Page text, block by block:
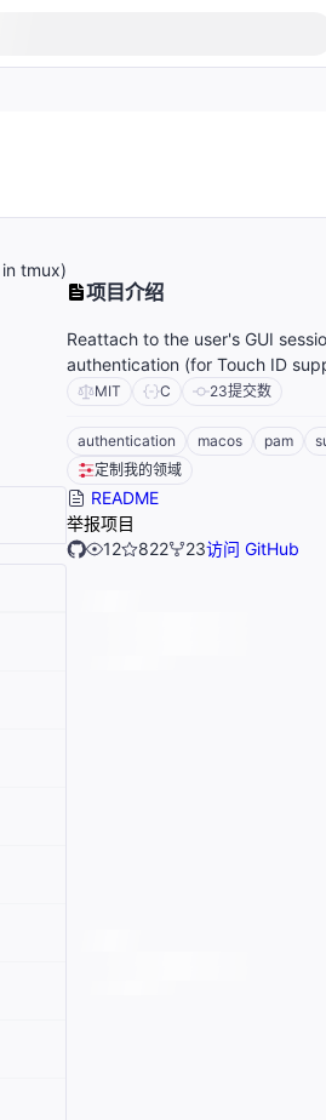
tmux)
项目介绍
Reattach to the user's GUI
authentication (for Touch ID
MIT C 23提交数
authentication macos pam
定制我的领域
README
举报项目
12
822 23访问 GitHub